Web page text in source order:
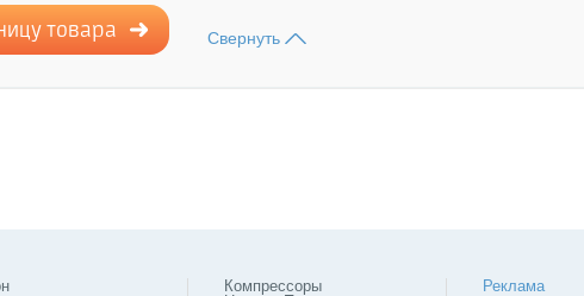
товара Свернуть
Компрессоры
Реклама